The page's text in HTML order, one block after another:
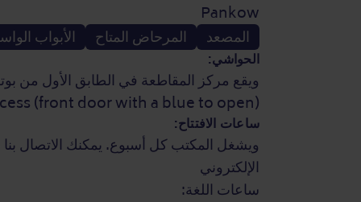
Pankow
المصعد
المرحاض المتاح الأبواب
الحواشي:
(front door with a blue to open).
ساعات الافتتاح:
ويشغل المكتب كل أسبوع. يمكنك الاتصال بنا
الإلكتروني
ساعات اللغة: